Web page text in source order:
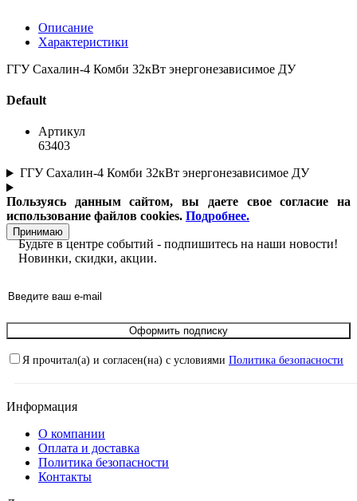
Описание
Характеристики
ГГУ Сахалин-4 Комби 32кВт энергонезависимое ДУ
Default
Артикул
63403
ГГУ Сахалин-4 Комби 32кВт энергонезависимое ДУ
Пользуясь данным сайтом, вы даете свое согласие на
использование файлов cookies. Подробнее.
Принимаю
Будьте в центре событий - подпишитесь на наши новости!
Новинки, скидки, акции.
Оформить подписку
Я прочитал(а) и согласен(на) с условиями Политика безопасности
Информация
О компании
Оплата и доставка
Политика безопасности
Контакты